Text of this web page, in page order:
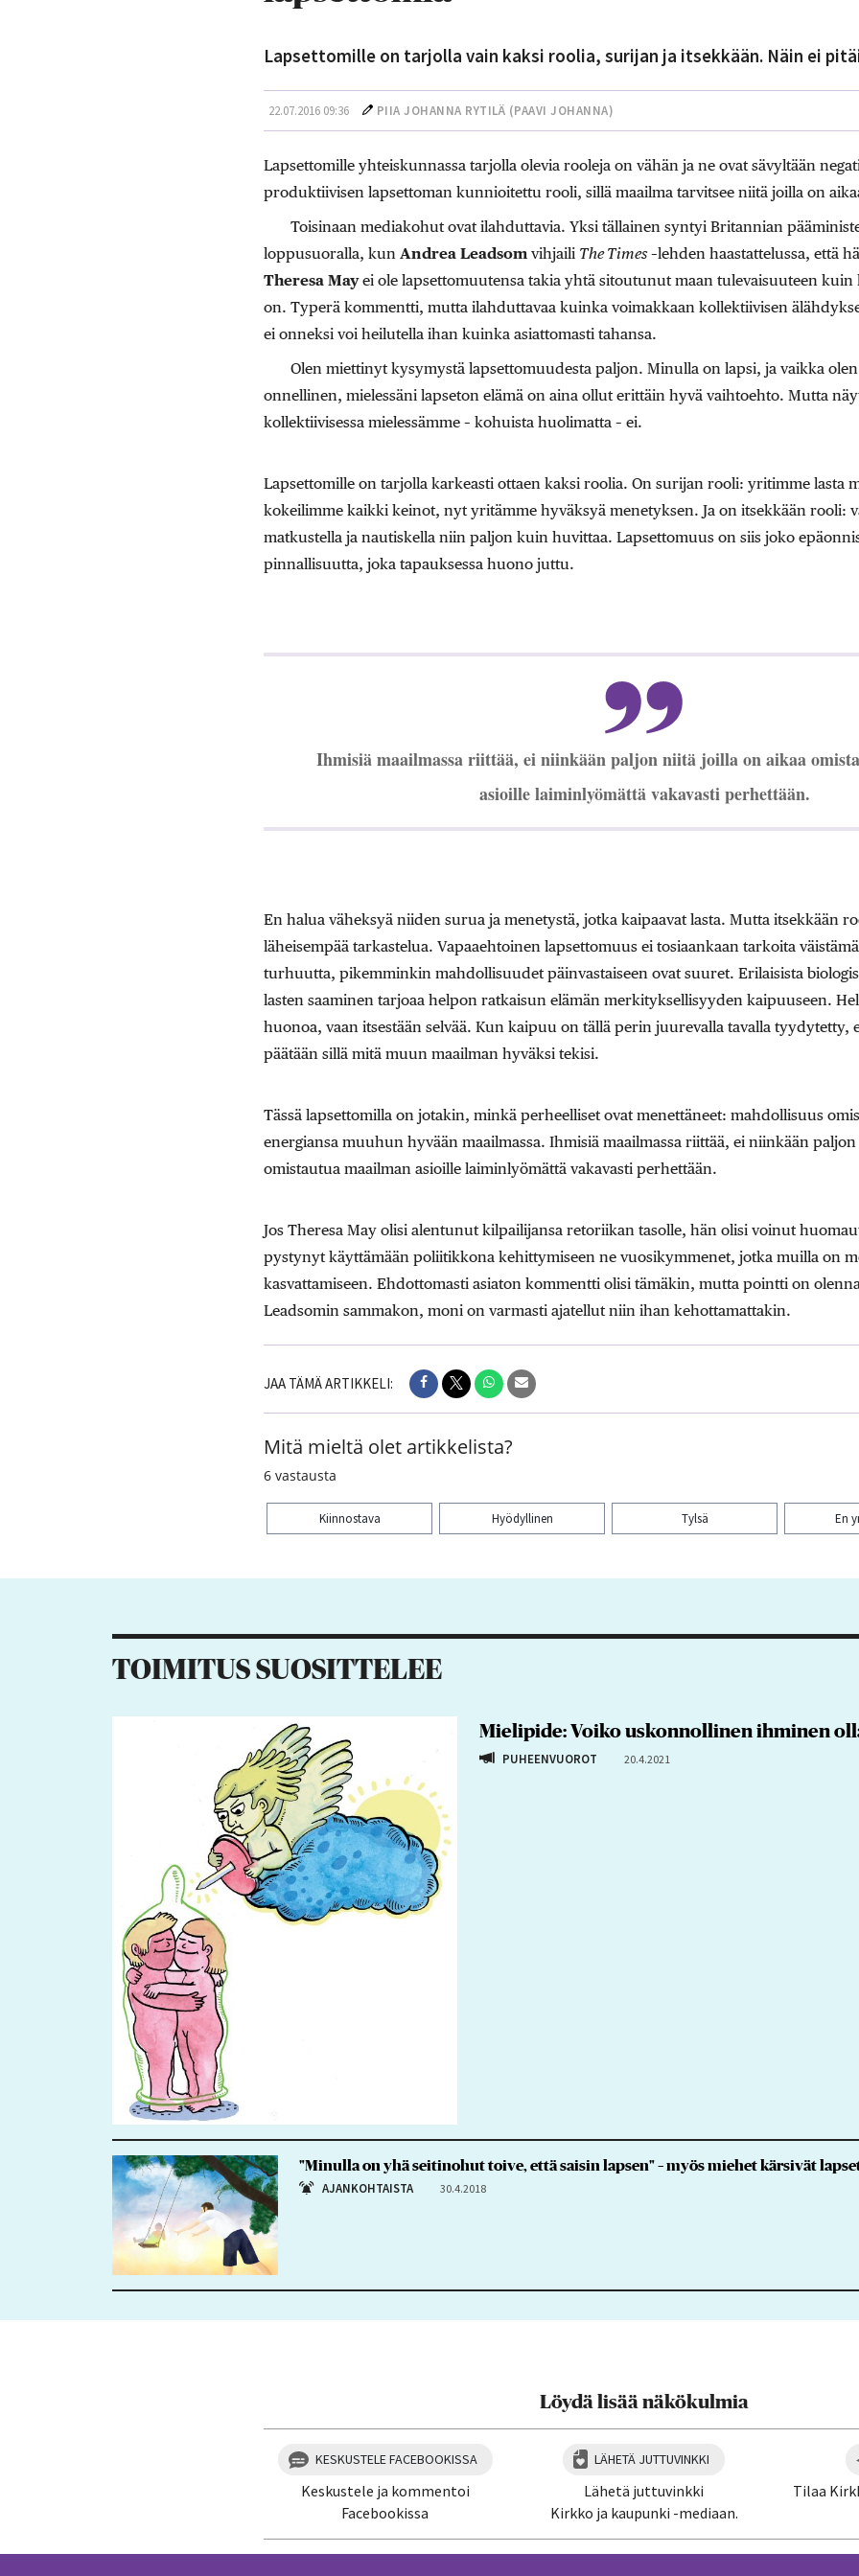
Lapsettomille on tarjolla vain kaksi roolia, surijan ja itsekkään. Näin ei
22.07.2016 09:36 PIIA JOHANNA RYTILÄ (PAAVI JOHANNA)
Lapsettomille yhteiskunnassa tarjolla olevia rooleja on vähän ja ne ovat sävyltään
produktiivisen lapsettoman kunnioitettu rooli, sillä maailma tarvitsee niitä joilla on
Toisinaan mediakohut ovat ilahduttavia. Yksi tällainen syntyi Britannian
loppusuoralla, kun Andrea Leadsomvihjaili The Times–lehden haastattelussa, että
Theresa Mayei ole lapsettomuutensa takia yhtä sitoutunut maan tulevaisuuteen kuin
on. Typerä kommentti, mutta ilahduttavaa kuinka voimakkaan kollektiivisen
ei onneksi voi heilutella ihan kuinka asiattomasti tahansa.
Olen miettinyt kysymystä lapsettomuudesta paljon. Minulla on lapsi, ja vaikka
onnellinen, mielessäni lapseton elämä on aina ollut erittäin hyvä vaihtoehto. Mutta
kollektiivisessa mielessämme – kohuista huolimatta – ei.
Lapsettomille on tarjolla karkeasti ottaen kaksi roolia. On surijan rooli: yritimme lasta
kokeilimme kaikki keinot, nyt yritämme hyväksyä menetyksen. Ja on itsekkään rooli:
matkustella ja nautiskella niin paljon kuin huvittaa. Lapsettomuus on siis joko
pinnallisuutta, joka tapauksessa huono juttu.
Ihmisiä maailmassa riittää, ei niinkään paljon niitä joilla on aikaa
asioille laiminlyömättä vakavasti perhettään.
En halua väheksyä niiden surua ja menetystä, jotka kaipaavat lasta. Mutta itsekkään
läheisempää tarkastelua. Vapaaehtoinen lapsettomuus ei tosiaankaan tarkoita
turhuutta, pikemminkin mahdollisuudet päinvastaiseen ovat suuret. Erilaisista
lasten saaminen tarjoaa helpon ratkaisun elämän merkityksellisyyden kaipuuseen.
huonoa, vaan itsestään selvää. Kun kaipuu on tällä perin juurevalla tavalla tyydytetty,
päätään sillä mitä muun maailman hyväksi tekisi.
Tässä lapsettomilla on jotakin, minkä perheelliset ovat menettäneet: mahdollisuus
energiansa muuhun hyvään maailmassa. Ihmisiä maailmassa riittää, ei niinkään
omistautua maailman asioille laiminlyömättä vakavasti perhettään.
Jos Theresa May olisi alentunut kilpailijansa retoriikan tasolle, hän olisi voinut
pystynyt käyttämään poliitikkona kehittymiseen ne vuosikymmenet, jotka muilla on
kasvattamiseen. Ehdottomasti asiaton kommentti olisi tämäkin, mutta pointti on
Leadsomin sammakon, moni on varmasti ajatellut niin ihan kehottamattakin.
JAA TÄMÄ ARTIKKELI:
Mitä mieltä olet artikkelista?
6 vastausta
Kiinnostava Hyödyllinen Tylsä En
TOIMITUS SUOSITTELEE
Mielipide: Voiko uskonnollinen ihminen
PUHEENVUOROT 20.4.2021
"Minulla on yhä seitinohut toive, että saisin lapsen" – myös miehet kärsivät
AJANKOHTAISTA 30.4.2018
Löydä lisää näkökulmia
KESKUSTELE FACEBOOKISSA
Keskustele ja kommentoi
Facebookissa
LÄHETÄ JUTTUVINKKI
Lähetä juttuvinkki
Kirkko ja kaupunki -mediaan.
Tilaa